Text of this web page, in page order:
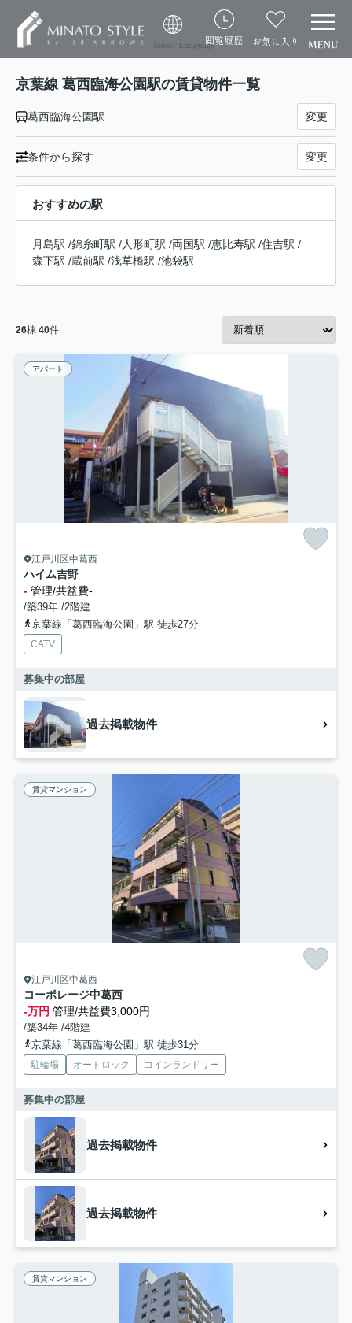
Select Language閲覧履歴 お気に入り
京葉線 葛西臨海公園駅の賃貸物件一覧
葛西臨海公園駅 変更
条件から探す 変更
おすすめの駅
月島駅 /錦糸町駅 /人形町駅 /両国駅 /恵比寿駅 /住吉駅 /
森下駅 /蔵前駅 /浅草橋駅 /池袋駅
26棟 40件
アパート
江戸川区中葛西
ハイム吉野
- 管理/共益費-
/築39年 /2階建
京葉線「葛西臨海公園」駅 徒歩27分
CATV
募集中の部屋
過去掲載物件
賃貸マンション
江戸川区中葛西
コーポレージ中葛西
-万円 管理/共益費3,000円
/築34年 /4階建
京葉線「葛西臨海公園」駅 徒歩31分
駐輪場 オートロック コインランドリー
募集中の部屋
過去掲載物件
過去掲載物件
賃貸マンション